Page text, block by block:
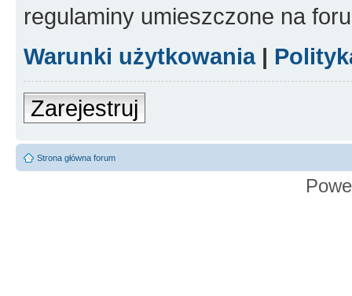
regulaminy umieszczone na
Warunki użytkowania|
Zarejestruj
Strona główna forum